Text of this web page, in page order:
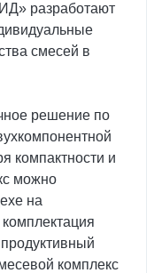
разработают
смесей в
решение по
компактности и
можно
на
комплекс